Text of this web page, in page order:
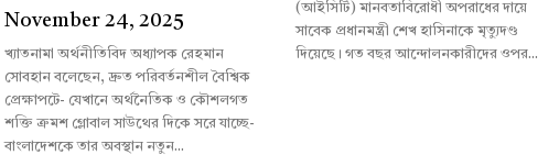
November 24, 2025
খ্যাতনামা অর্থনীতিবিদ অধ্যাপক রেহমান
সোবহান বলেছেন, দ্রুত পরিবর্তনশীল বৈশ্বিক
প্রেক্ষাপটে- যেখানে অর্থনৈতিক ও কৌশলগত
শক্তি ক্রমশ গ্লোবাল সাউথের দিকে সরে যাচ্ছে-
বাংলাদেশকে তার অবস্থান নতুন...
(আইসিটি) মানবতাবিরোধী অপরাধের দায়ে
সাবেক প্রধানমন্ত্রী শেখ হাসিনাকে মৃত্যুদণ্ড
দিয়েছে। গত বছর আন্দোলনকারীদের ওপর...